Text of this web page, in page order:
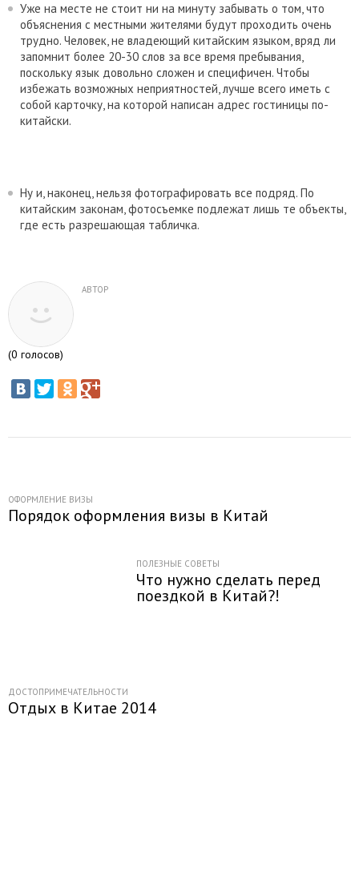
Уже на месте не стоит ни на минуту забывать о том, что
объяснения с местными жителями будут проходить очень
трудно. Человек, не владеющий китайским языком, вряд ли
запомнит более 20-30 слов за все время пребывания,
поскольку язык довольно сложен и специфичен. Чтобы
избежать возможных неприятностей, лучше всего иметь с
собой карточку, на которой написан адрес гостиницы по-
китайски.
Ну и, наконец, нельзя фотографировать все подряд. По
китайским законам, фотосъемке подлежат лишь те объекты,
где есть разрешающая табличка.
АВТОР
(0 голосов)
ОФОРМЛЕНИЕ ВИЗЫ
Порядок оформления визы в Китай
ПОЛЕЗНЫЕ СОВЕТЫ
Что нужно сделать перед
поездкой в Китай?!
ДОСТОПРИМЕЧАТЕЛЬНОСТИ
Отдых в Китае 2014